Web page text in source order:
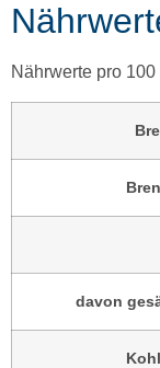
Nährwerte pro 100
davon